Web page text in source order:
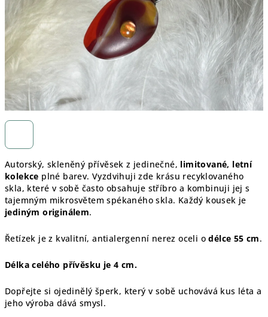
Autorský, skleněný přívěsek z jedinečné, limitované, letní
kolekce plné barev. Vyzdvihuji zde krásu recyklovaného
skla, které v sobě často obsahuje stříbro a kombinuji jej s
tajemným mikrosvětem spékaného skla. Každý kousek je
jediným originálem.
Řetízek je z kvalitní, antialergenní nerez oceli odélce 55 cm.
Délka celého přívěsku je 4 cm.
Dopřejte si ojedinělý šperk, který v sobě uchovává kus léta a
jeho výroba dává smysl.